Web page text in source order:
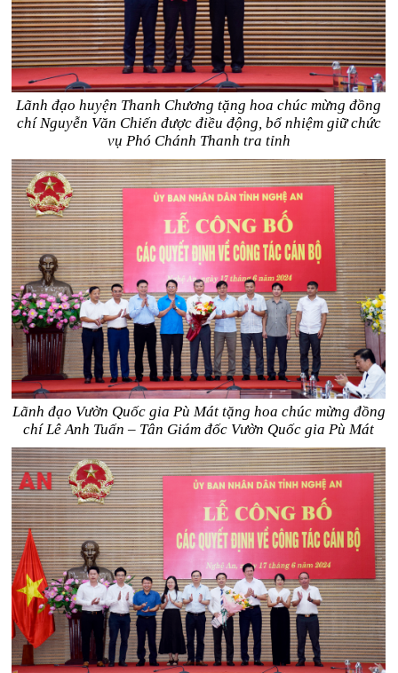
Lãnh đạo huyện Thanh Chương tặng hoa chúc mừng đồng
chí Nguyễn Văn Chiến được điều động, bổ nhiệm giữ chức
vụ Phó Chánh Thanh tra tỉnh
Lãnh đạo Vườn Quốc gia Pù Mát tặng hoa chúc mừng đồng
chí Lê Anh Tuấn – Tân Giám đốc Vườn Quốc gia Pù Mát